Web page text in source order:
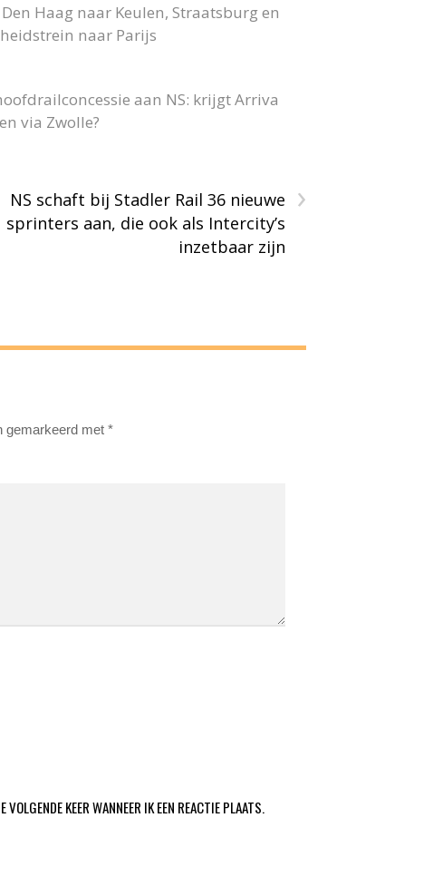
Haag naar Keulen, Straatsburg en
naar Parijs
aan NS: krijgt Arriva
via Zwolle?
›
NS schaft bij Stadler Rail 36 nieuwe
sprinters aan, die ook als Intercity’s
inzetbaar zijn
gemarkeerd met*
KEER WANNEER IK EEN REACTIE PLAATS.